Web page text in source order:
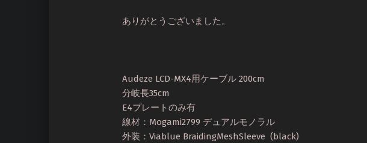
ありがとうございました。
Audeze LCD-MX4用ケーブル 200cm
分岐長35cm
E4プレートのみ有
線材：Mogami2799 デュアルモノラル
外装：Viablue BraidingMeshSleeve (black)